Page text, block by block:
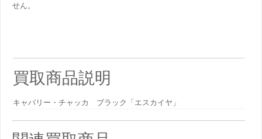
せん。
買取商品説明
キャバリー・チャッカ ブラック「エスカイヤ」